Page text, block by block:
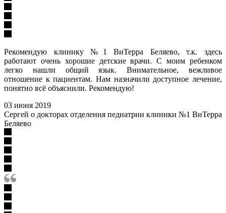
Рекомендую клинику №1 ВиТерра Беляево, т.к. здесь
работают очень хорошие детские врачи. С моим ребенком
легко нашли общий язык. Внимательное, вежливое
отношение к пациентам. Нам назначили доступное лечение,
понятно всё объяснили. Рекомендую!
03 июня 2019
Сергей о докторах отделения педиатрии клиники №1 ВиТерра
Беляево